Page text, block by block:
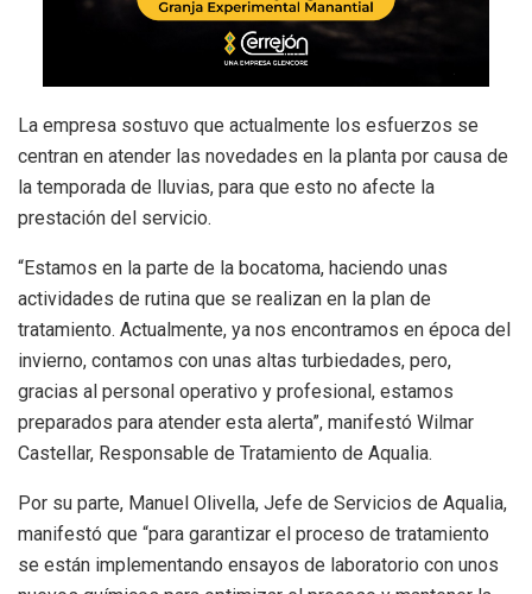
La empresa sostuvo que actualmente los esfuerzos se
centran en atender las novedades en la planta por causa de
la temporada de lluvias, para que esto no afecte la
prestación del servicio.
“Estamos en la parte de la bocatoma, haciendo unas
actividades de rutina que se realizan en la plan de
tratamiento. Actualmente, ya nos encontramos en época del
invierno, contamos con unas altas turbiedades, pero,
gracias al personal operativo y profesional, estamos
preparados para atender esta alerta”, manifestó Wilmar
Castellar, Responsable de Tratamiento de Aqualia.
Por su parte, Manuel Olivella, Jefe de Servicios de Aqualia,
manifestó que “para garantizar el proceso de tratamiento
se están implementando ensayos de laboratorio con unos